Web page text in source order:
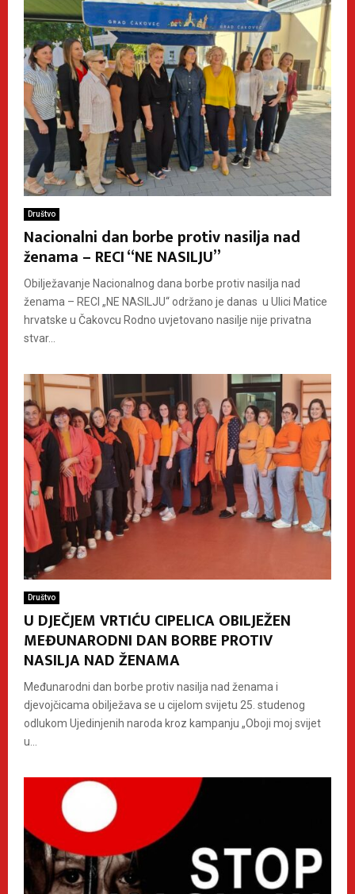
Društvo
Nacionalni dan borbe protiv nasilja nad
ženama – RECI “NE NASILJU”
Obilježavanje Nacionalnog dana borbe protiv nasilja nad
ženama – RECI „NE NASILJU“ održano je danas u Ulici Matice
hrvatske u Čakovcu Rodno uvjetovano nasilje nije privatna
stvar...
Društvo
U DJEČJEM VRTIĆU CIPELICA OBILJEŽEN
MEĐUNARODNI DAN BORBE PROTIV
NASILJA NAD ŽENAMA
Međunarodni dan borbe protiv nasilja nad ženama i
djevojčicama obilježava se u cijelom svijetu 25. studenog
odlukom Ujedinjenih naroda kroz kampanju „Oboji moj svijet
u...